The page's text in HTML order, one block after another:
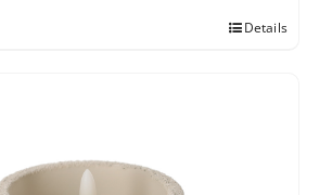
Details